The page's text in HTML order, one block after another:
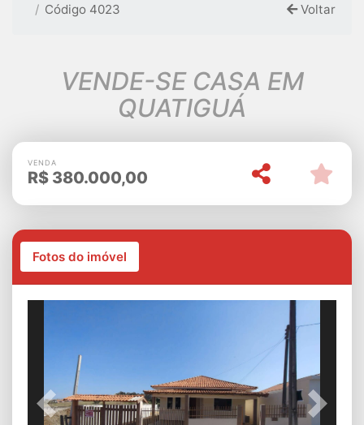
Código 4023 Voltar
VENDE-SE CASA EM
QUATIGUÁ
VENDA
R$ 380.000,00
Fotos do imóvel
Previous Next